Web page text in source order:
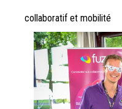
collaboratif et mobilité